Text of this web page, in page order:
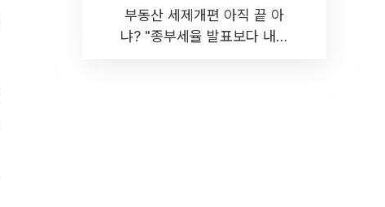
부동산 세제개편 아직 끝 아
냐? "종부세율 발표보다 내릴